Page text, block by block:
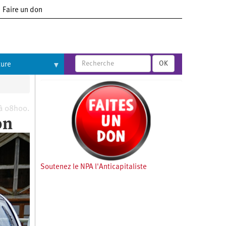
Faire un don
OK
08h00.
Soutenez le NPA l'Anticapitaliste